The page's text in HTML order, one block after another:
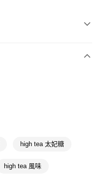
high tea 太妃糖
high tea 風味